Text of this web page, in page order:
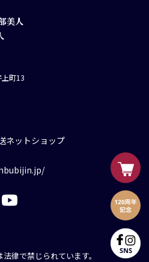
美人
町13
ネットショップ
律で禁じられています。